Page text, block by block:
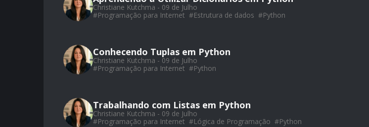
Christiane Kutchma - 09 de Julho
#Programação para Internet #Estrutura de dados #Python
Conhecendo Tuplas em Python
Christiane Kutchma - 09 de Julho
#Programação para Internet #Python
Trabalhando com Listas em Python
Christiane Kutchma - 09 de Julho
#Programação para Internet #Lógica de Programação #Python